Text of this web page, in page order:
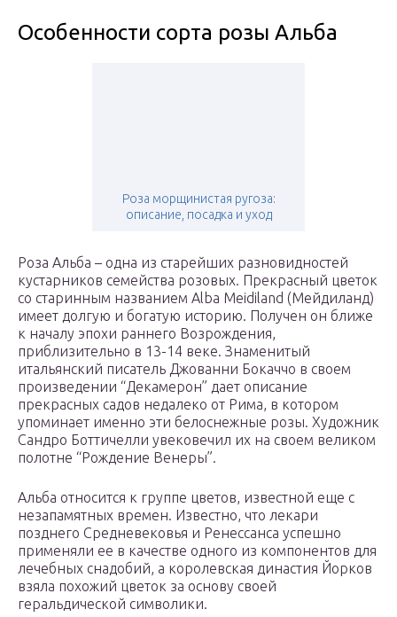
Особенности сорта розы Альба
Роза морщинистая ругоза:
описание, посадка и уход
Роза Альба – одна из старейших разновидностей
кустарников семейства розовых. Прекрасный цветок
со старинным названием Alba Meidiland (Мейдиланд)
имеет долгую и богатую историю. Получен он ближе
к началу эпохи раннего Возрождения,
приблизительно в 13-14 веке. Знаменитый
итальянский писатель Джованни Бокаччо в своем
произведении “Декамерон” дает описание
прекрасных садов недалеко от Рима, в котором
упоминает именно эти белоснежные розы. Художник
Сандро Боттичелли увековечил их на своем великом
полотне “Рождение Венеры”.
Альба относится к группе цветов, известной еще с
незапамятных времен. Известно, что лекари
позднего Средневековья и Ренессанса успешно
применяли ее в качестве одного из компонентов для
лечебных снадобий, а королевская династия Йорков
взяла похожий цветок за основу своей
геральдической символики.